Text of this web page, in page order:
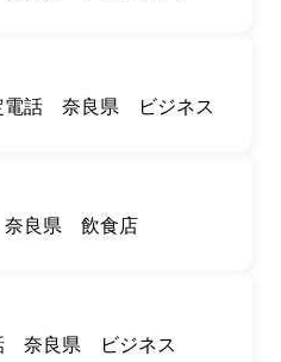
電話 奈良県 ビジネス
奈良県 飲食店
奈良県 ビジネス